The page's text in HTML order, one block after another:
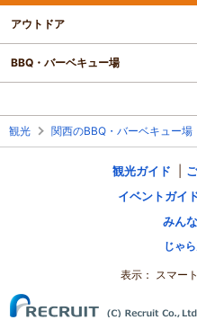
アウトドア
BBQ・バーベキュー場
観光 関西のBBQ・バーベキュー場
観光ガイド
イベントガイ
みん
じゃ
表示： スマー